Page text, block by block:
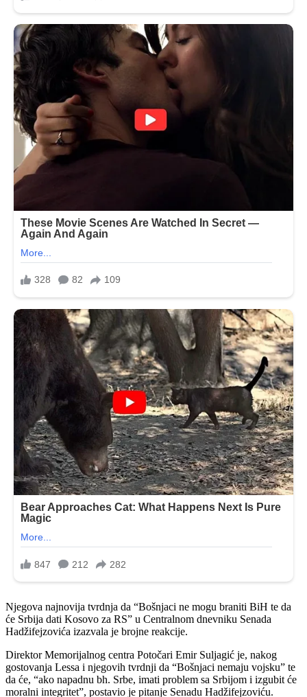
Njegova najnovija tvrdnja da “Bošnjaci ne mogu braniti BiH te da
će Srbija dati Kosovo za RS” u Centralnom dnevniku Senada
Hadžifejzovića izazvala je brojne reakcije.
Direktor Memorijalnog centra Potočari Emir Suljagić je, nakog
gostovanja Lessa i njegovih tvrdnji da “Bošnjaci nemaju vojsku” te
da će, “ako napadnu bh. Srbe, imati problem sa Srbijom i izgubit će
moralni integritet”, postavio je pitanje Senadu Hadžifejzoviću.